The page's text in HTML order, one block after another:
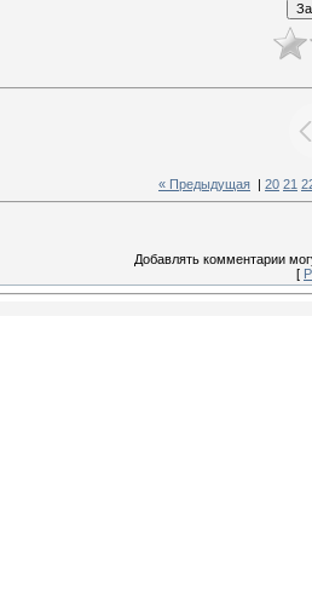
« Предыдущая | 20 21
Добавлять комментарии
[